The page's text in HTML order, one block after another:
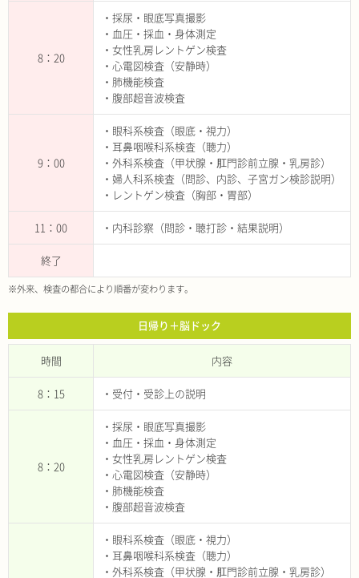
8：20
・採尿・眼底写真撮影
・血圧・採血・身体測定
・女性乳房レントゲン検査
・心電図検査（安静時）
・肺機能検査
・腹部超音波検査
9：00
・眼科系検査（眼底・視力）
・耳鼻咽喉科系検査（聴力）
・外科系検査（甲状腺・肛門診前立腺・乳房診）
・婦人科系検査（問診、内診、子宮ガン検診説明）
・レントゲン検査（胸部・胃部）
11：00 ・内科診察（問診・聴打診・結果説明）
終了
※外来、検査の都合により順番が変わります。
日帰り＋脳ドック
時間 内容
8：15 ・受付・受診上の説明
8：20
・採尿・眼底写真撮影
・血圧・採血・身体測定
・女性乳房レントゲン検査
・心電図検査（安静時）
・肺機能検査
・腹部超音波検査
・眼科系検査（眼底・視力）
・耳鼻咽喉科系検査（聴力）
・外科系検査（甲状腺・肛門診前立腺・乳房診）